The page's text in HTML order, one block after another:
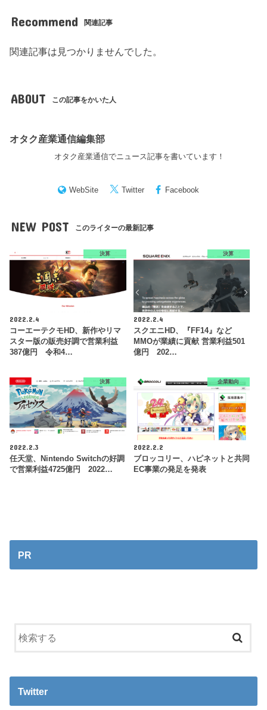
Recommend 関連記事
関連記事は見つかりませんでした。
ABOUT この記事をかいた人
オタク産業通信編集部
オタク産業通信でニュース記事を書いています！
WebSite Twitter Facebook
NEW POST このライターの最新記事
決算
2022.2.4
コーエーテクモHD、新作やリマ
スター版の販売好調で営業利益
387億円 令和4…
決算
2022.2.4
スクエニHD、『FF14』など
MMOが業績に貢献 営業利益501
億円 202…
決算
2022.2.3
任天堂、Nintendo Switchの好調
で営業利益4725億円 2022…
企業動向
2022.2.2
ブロッコリー、ハピネットと共同
EC事業の発足を発表
PR
Twitter